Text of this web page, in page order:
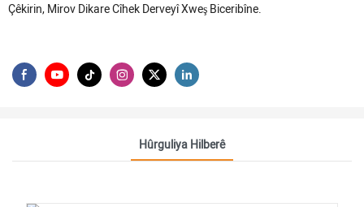
Çêkirin, Mirov Dikare Cîhek Derveyî Xweş Biceribîne.
Hûrguliya Hilberê